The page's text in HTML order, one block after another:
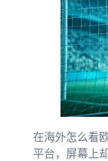
在海外怎么看
平台，屏幕上